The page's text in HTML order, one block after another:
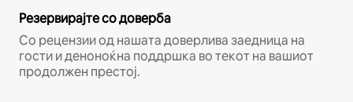
Резервирајте со доверба
Со рецензии од нашата доверлива заедница на
гости и деноноќна поддршка во текот на вашиот
продолжен престој.